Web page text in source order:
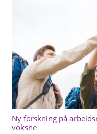
Ny forskning på
voksne